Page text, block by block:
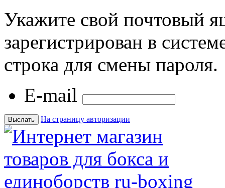
Укажите свой почтовый
зарегистрирован в
строка для смены пароля.
E-mail
На страницу авторизации